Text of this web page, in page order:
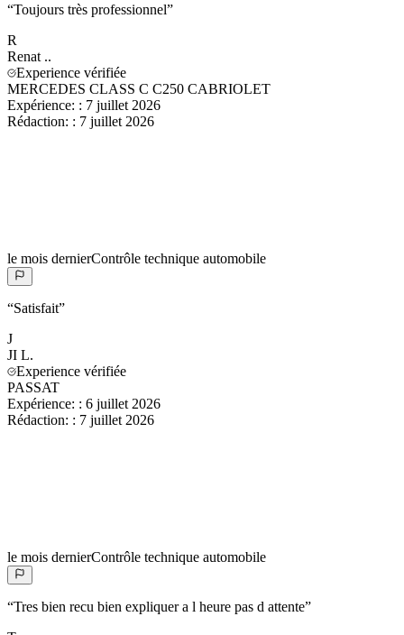
“Toujours très professionnel”
R
Renat ..
Experience vérifiée
MERCEDES CLASS C C250 CABRIOLET
Expérience: : 7 juillet 2026
Rédaction: : 7 juillet 2026
le mois dernierContrôle technique automobile
“Satisfait”
J
JI L.
Experience vérifiée
PASSAT
Expérience: : 6 juillet 2026
Rédaction: : 7 juillet 2026
le mois dernierContrôle technique automobile
“Tres bien recu bien expliquer a l heure pas d attente”